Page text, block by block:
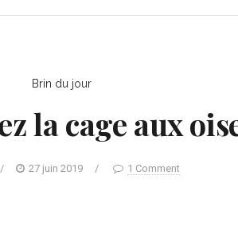
Brin du jour
la cage aux
/ 27 juin 2019 / 1 Comment